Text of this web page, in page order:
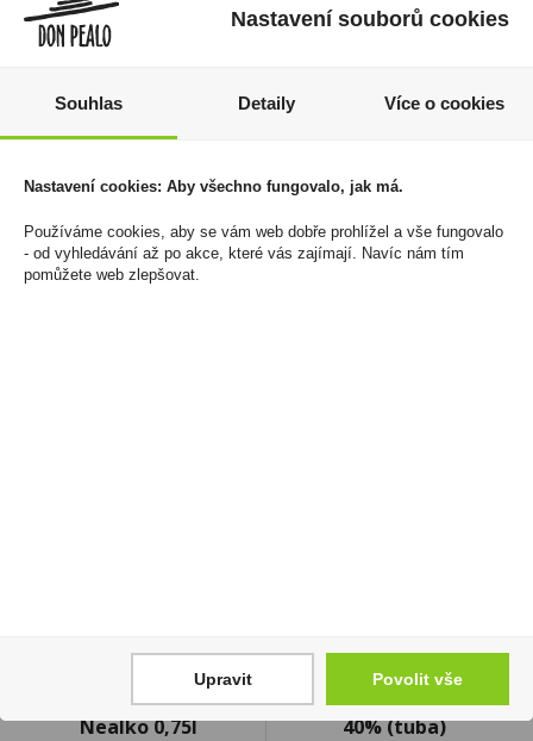
Doutníky Montecristo
1 699 Kč
Cena za:krabičku (5 ks)
Corny Big Jahoda 40g
20 Kč
Cena za:1 ks
Bohemia Sekt Ice
Nealko 0,75l
Don Papa Baroko 0,7l
40% (tuba)
Nastavení souborů cookies
Souhlas Detaily Více o cookies
Nastavení cookies: Aby všechno fungovalo, jak má.
Používáme cookies, aby se vám web dobře prohlížel a vše fungovalo
- od vyhledávání až po akce, které vás zajímají. Navíc nám tím
pomůžete web zlepšovat.
Upravit Povolit vše